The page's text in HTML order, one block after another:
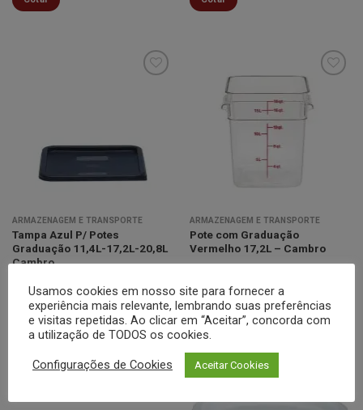
desejos
ARMAZENAGEM E TRANSPORTE
Tampa Azul P/ Potes
Graduação 11,4L-17,2L-20,8L
Cambro
Cotar
Minha
ARMAZENAGEM E TRANSPORTE
Pote com Graduação
Vermelho 17,2L – Cambro
Cotar
Minha
Minha
Usamos cookies em nosso site para fornecer a
experiência mais relevante, lembrando suas preferências
e visitas repetidas. Ao clicar em “Aceitar”, concorda com
a utilização de TODOS os cookies.
Configurações de Cookies Aceitar Cookies